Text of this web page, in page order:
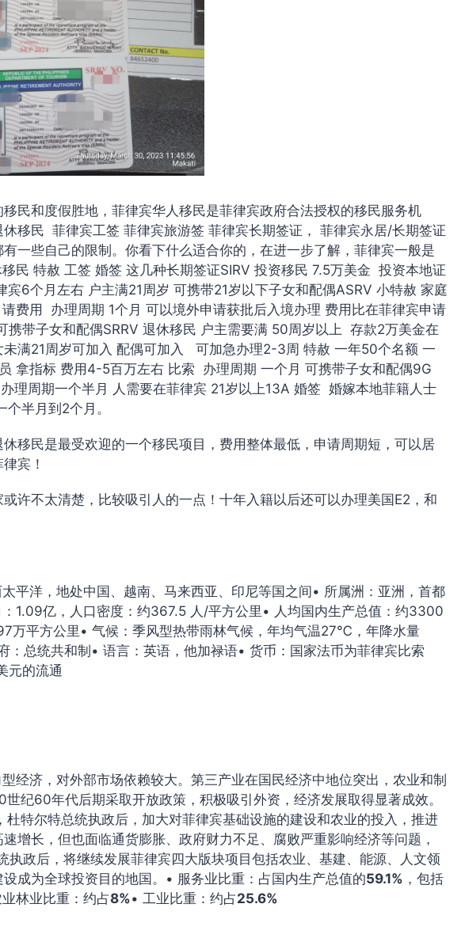
民和度假胜地，菲律宾华人移民是菲律宾政府合法授权的移民服务机
移民 菲律宾工签 菲律宾旅游签 菲律宾长期签证， 菲律宾永居/长期签证
一些自己的限制。你看下什么适合你的，在进一步了解，菲律宾一般是
民 特赦 工签 婚签 这几种长期签证SIRV 投资移民 7.5万美金 投资本地证
宾6个月左右 户主满21周岁 可携带21岁以下子女和配偶ASRV 小特赦 家庭
费用 办理周期 1个月 可以境外申请获批后入境办理 费用比在菲律宾申请
携带子女和配偶SRRV 退休移民 户主需要满 50周岁以上 存款2万美金在
未满21周岁可加入 配偶可加入 可加急办理2-3周 特赦 一年50个名额 一
拿指标 费用4-5百万左右 比索 办理周期 一个月 可携带子女和配偶9G
理周期一个半月 人需要在菲律宾 21岁以上13A 婚签 婚嫁本地菲籍人士
半月到2个月。
移民是最受欢迎的一个移民项目，费用整体最低，申请周期短，可以居
宾！
许不太清楚，比较吸引人的一点！十年入籍以后还可以办理美国E2，和
平洋，地处中国、越南、马来西亚、印尼等国之间• 所属洲：亚洲，首都
1.09亿，人口密度：约367.5 人/平方公里• 人均国内生产总值：约3300
万平方公里• 气候：季风型热带雨林气候，年均气温27℃，年降水量
总统共和制• 语言：英语，他加禄语• 货币：国家法币为菲律宾比索
元的流通
经济，对外部市场依赖较大。第三产业在国民经济中地位突出，农业和制
纪60年代后期采取开放政策，积极吸引外资，经济发展取得显著成效。
杜特尔特总统执政后，加大对菲律宾基础设施的建设和农业的投入，推进
增长，但也面临通货膨胀、政府财力不足、腐败严重影响经济等问题，
执政后，将继续发展菲律宾四大版块项目包括农业、基建、能源、人文领
成为全球投资目的地国。• 服务业比重：占国内生产总值的59.1% ，包括
林业比重：约占8%• 工业比重：约占25.6%